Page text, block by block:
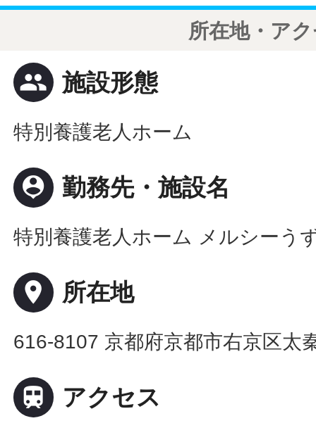
所在地・ア
people 施設形態
特別養護老人ホーム
person_pin 勤務先・施設名
特別養護老人ホーム メルシーう
place 所在地
616-8107 京都府京都市右京区太
 アクセス